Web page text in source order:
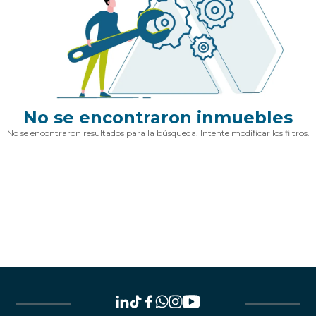
No se encontraron inmuebles
No se encontraron resultados para la búsqueda. Intente modificar los filtros.